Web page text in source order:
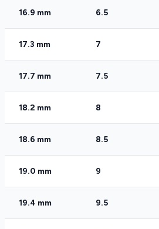
16.9 mm 6.5
17.3 mm 7
17.7 mm 7.5
18.2 mm 8
18.6 mm 8.5
19.0 mm 9
19.4 mm 9.5